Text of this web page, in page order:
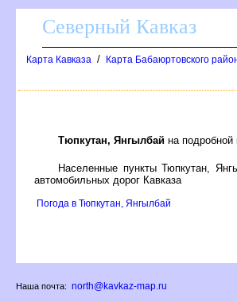
Северный Кавказ
Карта Кавказа / Карта Бабаюртовского
Тюпкутан, Янгылбай на подробной
Населенные пункты Тюпкутан,
автомобильных дорог Кавказа
Погода в Тюпкутан, Янгылбай
Наша почта: north@kavkaz-map.ru